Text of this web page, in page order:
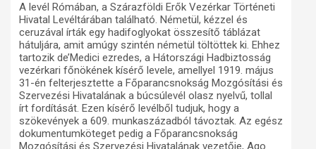
A levél Rómában, a Szárazföldi Erők Vezérkar Történeti
Hivatal Levéltárában található. Németül, kézzel és
ceruzával írták egy hadifoglyokat összesítő táblázat
hátuljára, amit amúgy szintén németül töltöttek ki. Ehhez
tartozik de’Medici ezredes, a Hátországi Hadbiztosság
vezérkari főnökének kísérő levele, amellyel 1919. május
31-én felterjesztette a Főparancsnokság Mozgósítási és
Szervezési Hivatalának a búcsúlevél olasz nyelvű, tollal
írt fordítását. Ezen kísérő levélből tudjuk, hogy a
szökevények a 609. munkaszázadból távoztak. Az egész
dokumentumköteget pedig a Főparancsnokság
Mozgósítási és Szervezési Hivatalának vezetője, Ago